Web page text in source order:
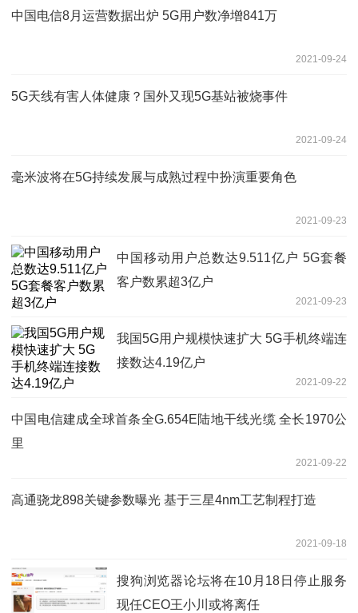
中国电信8月运营数据出炉 5G用户数净增841万
2021-09-24
5G天线有害人体健康？国外又现5G基站被烧事件
2021-09-24
毫米波将在5G持续发展与成熟过程中扮演重要角色
2021-09-23
中国移动用户总数达9.511亿户 5G套餐
客户数累超3亿户
2021-09-23
我国5G用户规模快速扩大 5G手机终端连
接数达4.19亿户
2021-09-22
中国电信建成全球首条全G.654E陆地干线光缆 全长1970公
里
2021-09-22
高通骁龙898关键参数曝光 基于三星4nm工艺制程打造
2021-09-18
搜狗浏览器论坛将在10月18日停止服务
现任CEO王小川或将离任